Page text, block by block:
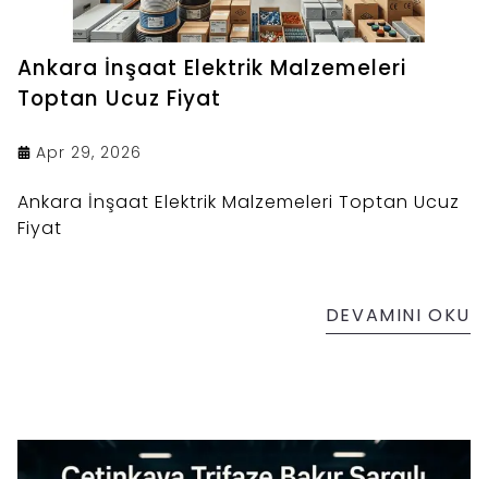
Ankara İnşaat Elektrik Malzemeleri
Toptan Ucuz Fiyat
Apr 29, 2026
Ankara İnşaat Elektrik Malzemeleri Toptan Ucuz
Fiyat
DEVAMINI OKU